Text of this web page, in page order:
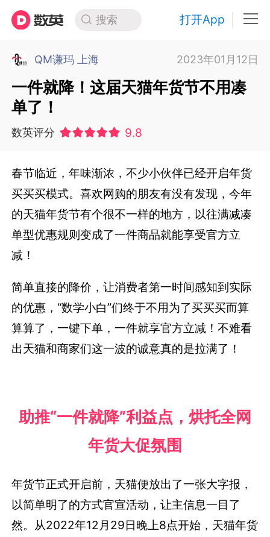
搜索 打开App
QM谦玛 上海 2023年01月12日
一件就降！这届天猫年货节不用凑
单了！
数英评分 9.8
春节临近，年味渐浓，不少小伙伴已经开启年货
买买买模式。喜欢网购的朋友有没有发现，今年
的天猫年货节有个很不一样的地方，以往满减凑
单型优惠规则变成了一件商品就能享受官方立
减！
简单直接的降价，让消费者第一时间感知到实际
的优惠，“数学小白”们终于不用为了买买买而算
算算了，一键下单，一件就享官方立减！不难看
出天猫和商家们这一波的诚意真的是拉满了！
助推“一件就降”利益点，烘托全网
年货大促氛围
年货节正式开启前，天猫便放出了一张大字报，
以简单明了的方式官宣活动，让主信息一目了
然。从2022年12月29日晚上8点开始，天猫年货